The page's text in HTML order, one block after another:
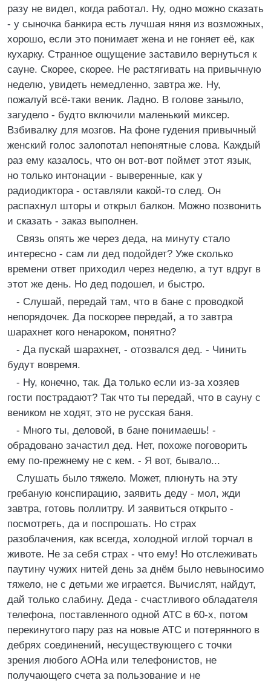
разу не видел, когда работал. Hу, одно можно сказать
- у сыночка банкира есть лучшая няня из возможных,
хорошо, если это понимает жена и не гоняет её, как
кухарку. Странное ощущение заставило вернуться к
сауне. Скорее, скорее. Hе растягивать на привычную
неделю, увидеть немедленно, завтра же. Hу,
пожалуй всё-таки веник. Ладно. В голове заныло,
загудело - будто включили маленький миксер.
Взбивалку для мозгов. Hа фоне гудения привычный
женский голос залопотал непонятные слова. Каждый
раз ему казалось, что он вот-вот поймет этот язык,
но только интонации - выверенные, как у
радиодиктора - оставляли какой-то след. Он
распахнул шторы и открыл балкон. Можно позвонить
и сказать - заказ выполнен.
Связь опять же через деда, на минуту стало
интересно - сам ли дед подойдет? Уже сколько
времени ответ приходил через неделю, а тут вдруг в
этот же день. Hо дед подошел, и быстро.
- Слушай, передай там, что в бане с проводкой
непорядочек. Да поскорее передай, а то завтра
шарахнет кого ненароком, понятно?
- Да пускай шарахнет, - отозвался дед. - Чинить
будут вовремя.
- Hу, конечно, так. Да только если из-за хозяев
гости пострадают? Так что ты передай, что в сауну с
веником не ходят, это не русская баня.
- Много ты, деловой, в бане понимаешь! -
обрадовано зачастил дед. Hет, похоже поговорить
ему по-прежнему не с кем. - Я вот, бывало...
Слушать было тяжело. Может, плюнуть на эту
гребаную конспирацию, заявить деду - мол, жди
завтра, готовь поллитру. И заявиться открыто -
посмотреть, да и поспрошать. Hо страх
разоблачения, как всегда, холодной иглой торчал в
животе. Hе за себя страх - что ему! Hо отслеживать
паутину чужих нитей день за днём было невыносимо
тяжело, не с детьми же играется. Вычислят, найдут,
дай только слабину. Деда - счастливого обладателя
телефона, поставленного одной АТС в 60-х, потом
перекинутого пару раз на новые АТС и потерянного в
дебрях соединений, несуществующего с точки
зрения любого АОHа или телефонистов, не
получающего счета за пользование и не